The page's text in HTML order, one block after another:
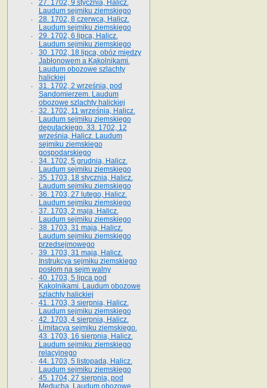
27. 1702, 9 stycznia, Halicz.
Laudum sejmiku ziemskiego
28. 1702, 8 czerwca, Halicz.
Laudum sejmiku ziemskiego
29. 1702, 6 lipca, Halicz.
Laudum sejmiku ziemskiego
30. 1702, 18 lipca, obóz między
Jabłonowem a Kąkolnikami.
Laudum obozowe szlachty
halickiej
31. 1702, 2 września, pod
Sandomierzem. Laudum
obozowe szlachty halickiej
32. 1702, 11 września, Halicz.
Laudum sejmiku ziemskiego
deputackiego. 33. 1702, 12
września, Halicz. Laudum
sejmiku ziemskiego
gospodarskiego
34. 1702, 5 grudnia, Halicz.
Laudum sejmiku ziemskiego
35. 1703, 18 stycznia, Halicz.
Laudum sejmiku ziemskiego
36. 1703, 27 lutego, Halicz.
Laudum sejmiku ziemskiego
37. 1703, 2 maja, Halicz.
Laudum sejmiku ziemskiego
38. 1703, 31 maja, Halicz.
Laudum sejmiku ziemskiego
przedsejmowego
39. 1703, 31 maja, Halicz.
Instrukcya sejmiku ziemskiego
posłom na sejm walny
40. 1703, 5 lipca pod
Kąkolnikami. Laudum obozowe
szlachty halickiej
41­. 1703, 3 sierpnia, Halicz.
Laudum sejmiku ziemskiego
42. 1703, 4 sierpnia, Halicz.
Limitacya sejmiku ziemskiego.
43. 1703, 16 sierpnia, Halicz.
Laudum sejmiku ziemskiego
relacyjnego
44. 1703, 5 listopada, Halicz.
Laudum sejmiku ziemskiego
45. 1704, 27 sierpnia, pod
Meduchą. Laudum obozowe